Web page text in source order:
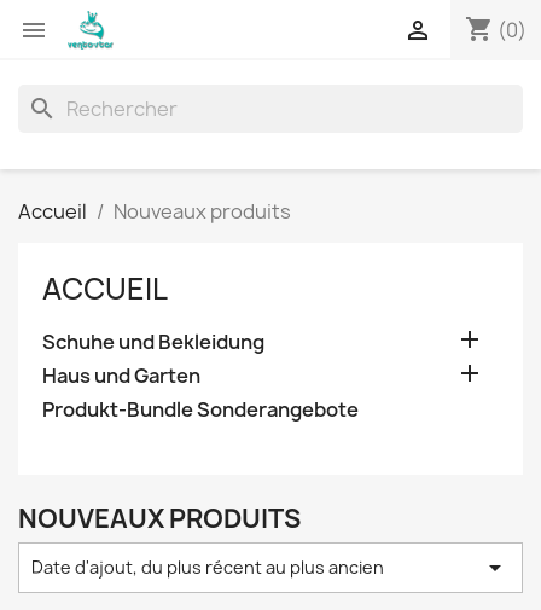
 shopping_cart (0)

search
Accueil Nouveaux produits
ACCUEIL
Schuhe und Bekleidung 
Haus und Garten 
Produkt-Bundle Sonderangebote
NOUVEAUX PRODUITS
Date d'ajout, du plus récent au plus ancien 